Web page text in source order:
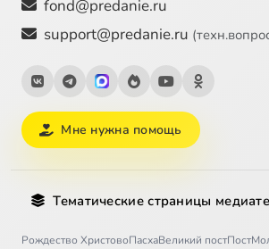
fond@predanie.ru
support@predanie.ru
Мне нужна помощь
Тематические страницы
Рождество ХристовоПасхаВеликий постПост